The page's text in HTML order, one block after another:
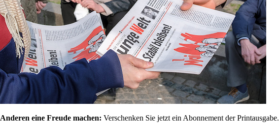
Anderen eine Freude machen: Verschenken Sie jetzt ein Abonnement der Printausgabe.